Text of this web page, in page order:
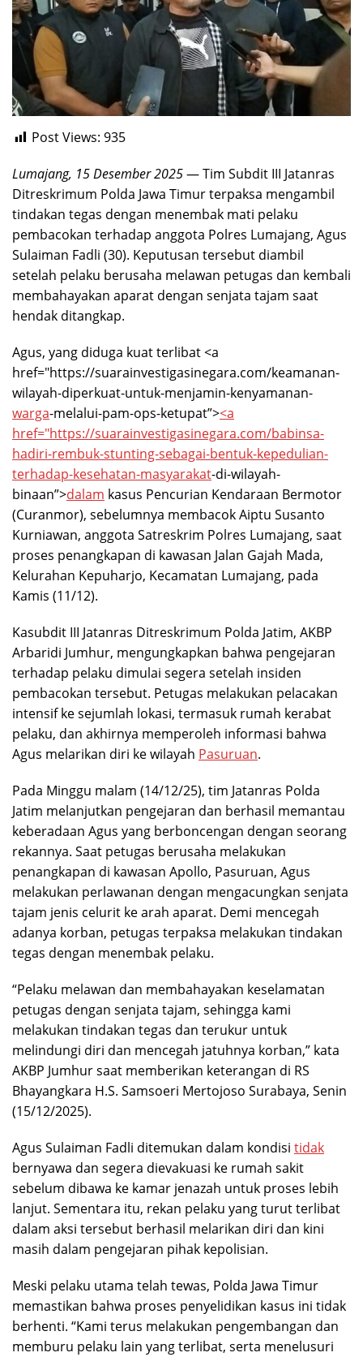
Post Views: 935
Lumajang, 15 Desember 2025— Tim Subdit III Jatanras
Ditreskrimum Polda Jawa Timur terpaksa mengambil
tindakan tegas dengan menembak mati pelaku
pembacokan terhadap anggota Polres Lumajang, Agus
Sulaiman Fadli (30). Keputusan tersebut diambil
setelah pelaku berusaha melawan petugas dan kembali
membahayakan aparat dengan senjata tajam saat
hendak ditangkap.
Agus, yang diduga kuat terlibat <a
href="https://suarainvestigasinegara.com/keamanan-
wilayah-diperkuat-untuk-menjamin-kenyamanan-
warga-melalui-pam-ops-ketupat”><a
href="https://suarainvestigasinegara.com/babinsa-
hadiri-rembuk-stunting-sebagai-bentuk-kepedulian-
terhadap-kesehatan-masyarakat-di-wilayah-
binaan”>dalam kasus Pencurian Kendaraan Bermotor
(Curanmor), sebelumnya membacok Aiptu Susanto
Kurniawan, anggota Satreskrim Polres Lumajang, saat
proses penangkapan di kawasan Jalan Gajah Mada,
Kelurahan Kepuharjo, Kecamatan Lumajang, pada
Kamis (11/12).
Kasubdit III Jatanras Ditreskrimum Polda Jatim, AKBP
Arbaridi Jumhur, mengungkapkan bahwa pengejaran
terhadap pelaku dimulai segera setelah insiden
pembacokan tersebut. Petugas melakukan pelacakan
intensif ke sejumlah lokasi, termasuk rumah kerabat
pelaku, dan akhirnya memperoleh informasi bahwa
Agus melarikan diri ke wilayah Pasuruan.
Pada Minggu malam (14/12/25), tim Jatanras Polda
Jatim melanjutkan pengejaran dan berhasil memantau
keberadaan Agus yang berboncengan dengan seorang
rekannya. Saat petugas berusaha melakukan
penangkapan di kawasan Apollo, Pasuruan, Agus
melakukan perlawanan dengan mengacungkan senjata
tajam jenis celurit ke arah aparat. Demi mencegah
adanya korban, petugas terpaksa melakukan tindakan
tegas dengan menembak pelaku.
“Pelaku melawan dan membahayakan keselamatan
petugas dengan senjata tajam, sehingga kami
melakukan tindakan tegas dan terukur untuk
melindungi diri dan mencegah jatuhnya korban,” kata
AKBP Jumhur saat memberikan keterangan di RS
Bhayangkara H.S. Samsoeri Mertojoso Surabaya, Senin
(15/12/2025).
Agus Sulaiman Fadli ditemukan dalam kondisi tidak
bernyawa dan segera dievakuasi ke rumah sakit
sebelum dibawa ke kamar jenazah untuk proses lebih
lanjut. Sementara itu, rekan pelaku yang turut terlibat
dalam aksi tersebut berhasil melarikan diri dan kini
masih dalam pengejaran pihak kepolisian.
Meski pelaku utama telah tewas, Polda Jawa Timur
memastikan bahwa proses penyelidikan kasus ini tidak
berhenti. “Kami terus melakukan pengembangan dan
memburu pelaku lain yang terlibat, serta menelusuri